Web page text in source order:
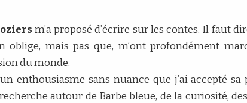
m’a proposé d’écrire sur les contes. Il faut
oblige, mais pas que, m’ont profondément
du monde.
un enthousiasme sans nuance que j’ai accepté
autour de Barbe bleue, de la curiosité,